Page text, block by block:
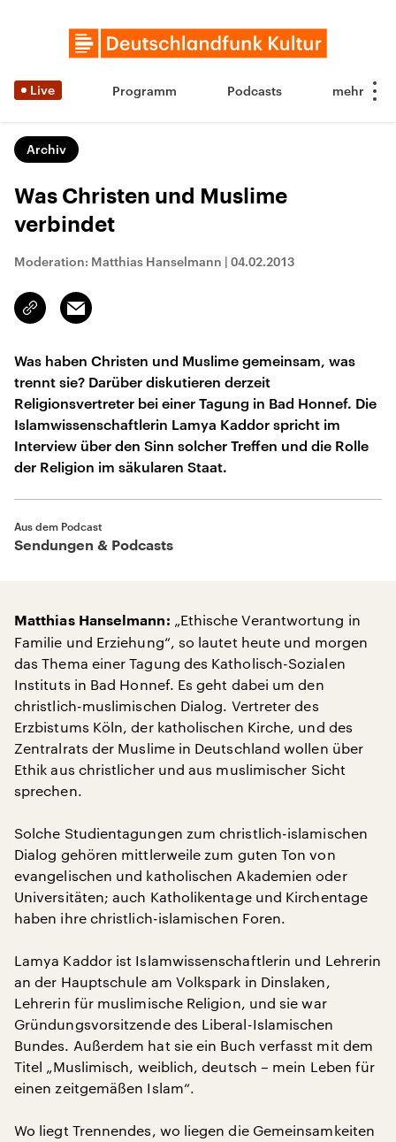
Live Programm Podcasts
Archiv
Was Christen und Muslime
verbindet
Moderation: Matthias Hanselmann | 04.02.2013
Link
kopieren/teilen
Email
Was haben Christen und Muslime gemeinsam, was
trennt sie? Darüber diskutieren derzeit
Religionsvertreter bei einer Tagung in Bad Honnef. Die
Islamwissenschaftlerin Lamya Kaddor spricht im
Interview über den Sinn solcher Treffen und die Rolle
der Religion im säkularen Staat.
Aus dem Podcast
Sendungen & Podcasts
Matthias Hanselmann: „Ethische Verantwortung in
Familie und Erziehung“, so lautet heute und morgen
das Thema einer Tagung des Katholisch-Sozialen
Instituts in Bad Honnef. Es geht dabei um den
christlich-muslimischen Dialog. Vertreter des
Erzbistums Köln, der katholischen Kirche, und des
Zentralrats der Muslime in Deutschland wollen über
Ethik aus christlicher und aus muslimischer Sicht
sprechen.
Solche Studientagungen zum christlich-islamischen
Dialog gehören mittlerweile zum guten Ton von
evangelischen und katholischen Akademien oder
Universitäten; auch Katholikentage und Kirchentage
haben ihre christlich-islamischen Foren.
Lamya Kaddor ist Islamwissenschaftlerin und Lehrerin
an der Hauptschule am Volkspark in Dinslaken,
Lehrerin für muslimische Religion, und sie war
Gründungsvorsitzende des Liberal-Islamischen
Bundes. Außerdem hat sie ein Buch verfasst mit dem
Titel „Muslimisch, weiblich, deutsch – mein Leben für
einen zeitgemäßen Islam“.
Wo liegt Trennendes, wo liegen die Gemeinsamkeiten